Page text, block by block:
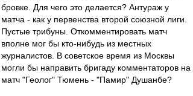
бровке. Для чего это делается? Антураж у
матча - как у первенства второй союзной лиги.
Пустые трибуны. Откомментировать матч
вполне мог бы кто-нибудь из местных
журналистов. В советское время из Москвы
могли бы направить бригаду комментаторов на
матч "Геолог" Тюмень - "Памир" Душанбе?